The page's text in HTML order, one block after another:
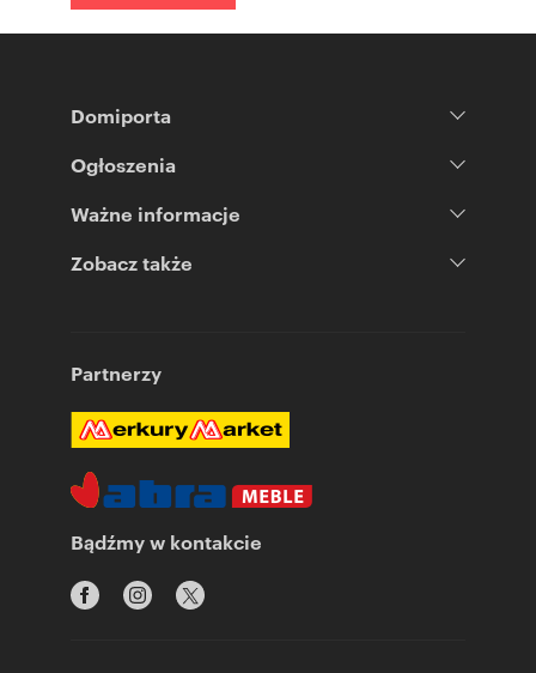
Domiporta
Ogłoszenia
Ważne informacje
Zobacz także
Partnerzy
Bądźmy w kontakcie